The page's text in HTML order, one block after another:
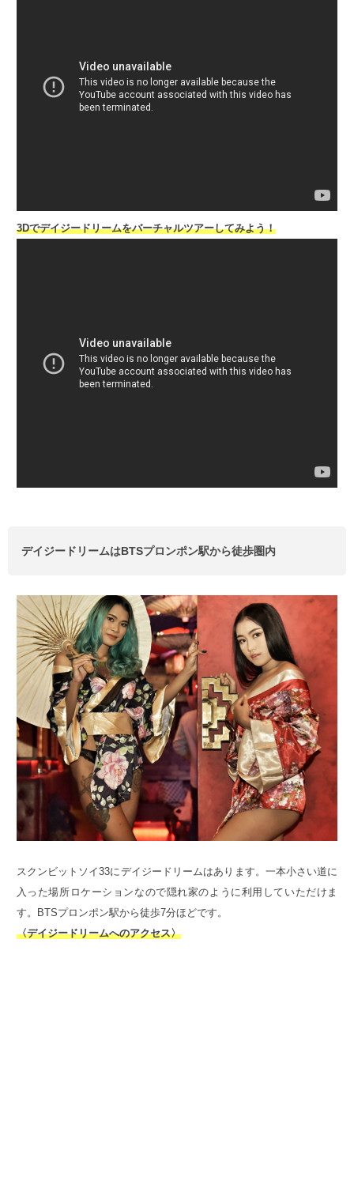
3Dでデイジードリームをバーチャルツアーしてみよう！
デイジードリームはBTSプロンポン駅から徒歩圏内
スクンビットソイ33にデイジードリームはあります。一本小さい道に
入った場所ロケーションなので隠れ家のように利用していただけま
す。BTSプロンポン駅から徒歩7分ほどです。
〈デイジードリームへのアクセス〉